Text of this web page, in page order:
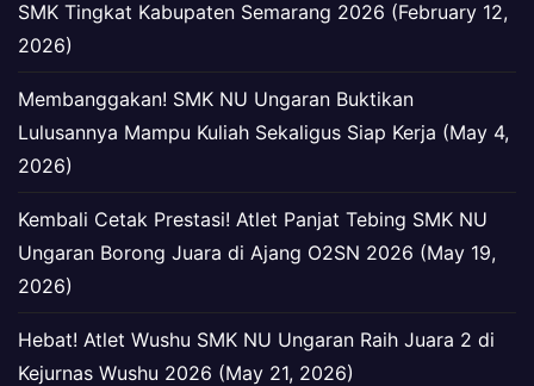
SMK Tingkat Kabupaten Semarang 2026 (February 12,
2026)
Membanggakan! SMK NU Ungaran Buktikan
Lulusannya Mampu Kuliah Sekaligus Siap Kerja (May 4,
2026)
Kembali Cetak Prestasi! Atlet Panjat Tebing SMK NU
Ungaran Borong Juara di Ajang O2SN 2026 (May 19,
2026)
Hebat! Atlet Wushu SMK NU Ungaran Raih Juara 2 di
Kejurnas Wushu 2026 (May 21, 2026)